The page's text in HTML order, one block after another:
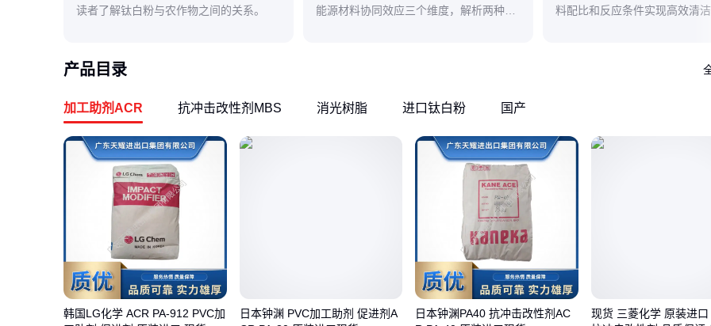
读者了解钛白粉与农作物之间的关系。
能源材料协同效应三个维度，解析两种看
料配比和反应条件实现高效清洁
产品目录
加工助剂ACR 抗冲击改性剂MBS 消光树脂 进口钛白粉 国产
韩国LG化学 ACR PA-912 PVC加
日本钟渊 PVC加工助剂 促进剂A
日本钟渊PA40 抗冲击改性剂AC
现货 三菱化学 原装进